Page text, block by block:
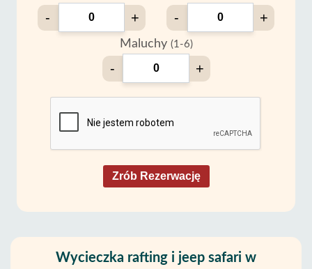
- + - +
Maluchy (1-6)
- +
Zrób Rezerwację
Wycieczka rafting i jeep safari w